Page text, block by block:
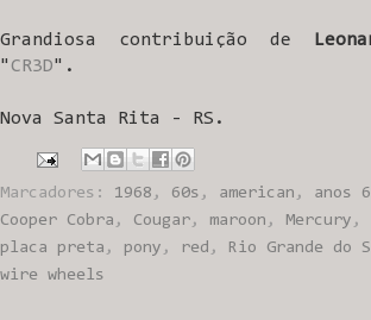
Grandiosa contribuição de
"CR3D".
Nova Santa Rita - RS.
Marcadores: 1968 , 60s , american , anos
Cooper Cobra , Cougar , maroon , Mercury ,
placa preta , pony , red ,
Rio Grande do
wire wheels